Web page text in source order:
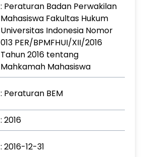
: Peraturan Badan Perwakilan
Mahasiswa Fakultas Hukum
Universitas Indonesia Nomor
013 PER/BPMFHUI/XII/2016
Tahun 2016 tentang
Mahkamah Mahasiswa
: Peraturan BEM
: 2016
: 2016-12-31